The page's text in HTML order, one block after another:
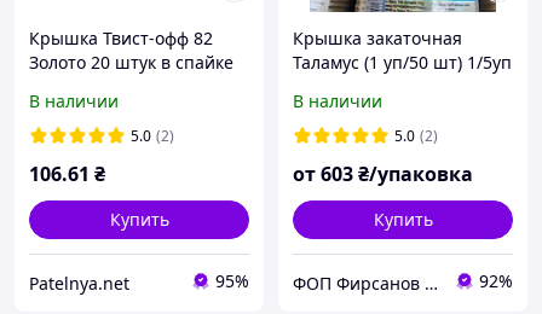
Крышка Твист-офф 82
Золото 20 штук в спайке
В наличии
5.0 (2)
106.61 ₴
Купить
Patelnya.net 95%
Крышка закаточная
Таламус (1 уп/50 шт) 1/5уп
В наличии
5.0 (2)
от603₴/упаковка
Купить
ФОП Фирсанов Д.Г. 92%